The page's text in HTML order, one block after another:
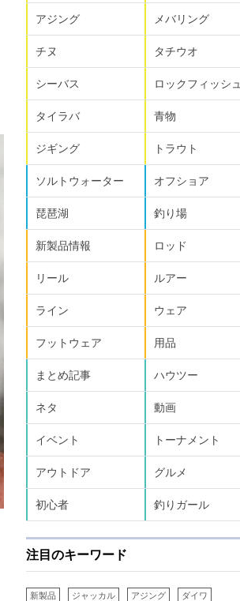
アジング メバリング
チヌ タチウオ
シーバス ロックフィッシュ
タイラバ 青物
ジギング トラウト
ソルトウォーター オフショア
琵琶湖 釣り場
新製品情報 ロッド
リール ルアー
ライン ウェア
フットウェア 用品
まとめ記事 ハウツー
ネタ 動画
イベント トーナメント
アウトドア グルメ
初心者 釣りガール
注目のキーワード
新製品 ジャッカル アジング ダイワ